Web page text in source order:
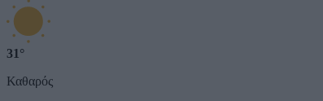
31°
Καθαρός